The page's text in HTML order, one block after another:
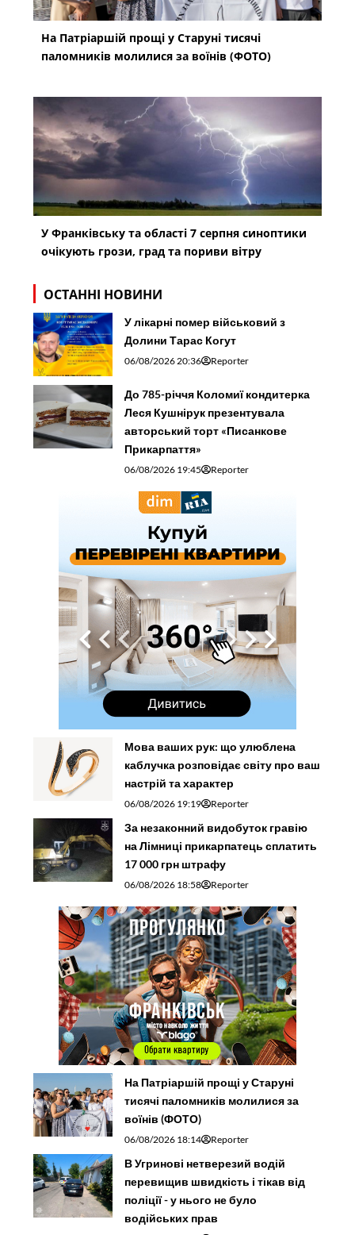
На Патріаршій прощі у Старуні тисячі
паломників молилися за воїнів (ФОТО)
У Франківську та області 7 серпня синоптики
очікують грози, град та пориви вітру
ОСТАННІ НОВИНИ
У лікарні помер військовий з
Долини Тарас Когут
06/08/2026 20:36 Reporter
До 785-річчя Коломиї кондитерка
Леся Кушнірук презентувала
авторський торт «Писанкове
Прикарпаття»
06/08/2026 19:45 Reporter
Мова ваших рук: що улюблена
каблучка розповідає світу про ваш
настрій та характер
06/08/2026 19:19 Reporter
За незаконний видобуток гравію
на Лімниці прикарпатець сплатить
17 000 грн штрафу
06/08/2026 18:58 Reporter
На Патріаршій прощі у Старуні
тисячі паломників молилися за
воїнів (ФОТО)
06/08/2026 18:14 Reporter
В Угринові нетверезий водій
перевищив швидкість і тікав від
поліції - у нього не було
водійських прав